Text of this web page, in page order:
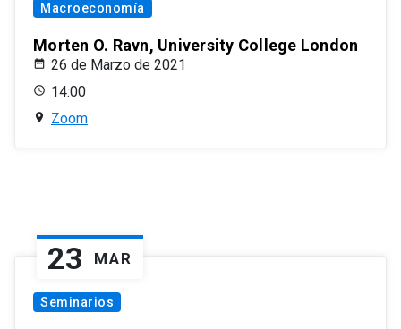
Macroeconomía
Morten O. Ravn, University College London
26 de Marzo de 2021
14:00
Zoom
23 MAR
Seminarios